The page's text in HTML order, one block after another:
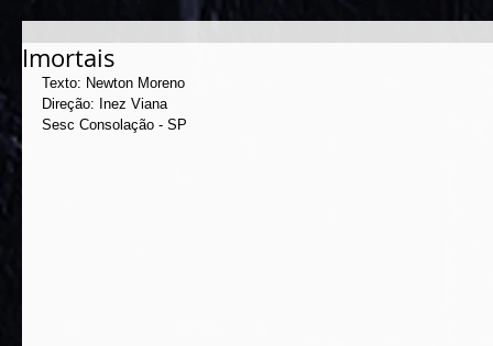
Imortais
Texto: Newton Moreno
Direção: Inez Viana
Sesc Consolação - SP